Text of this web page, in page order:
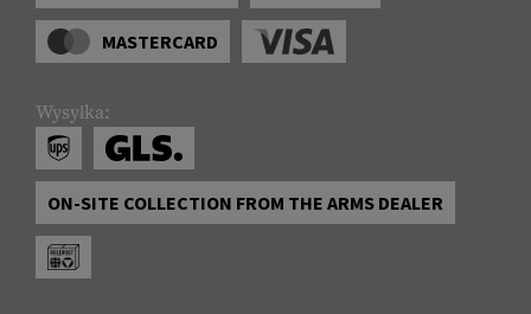
MASTERCARD
Wysyłka:
ON-SITE COLLECTION FROM THE ARMS DEALER